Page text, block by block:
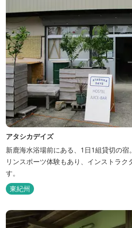
アタシカデイズ
新鹿海水浴場前にある、1日1組貸切の宿
リンスポーツ体験もあり、インストラク
す。
東紀州